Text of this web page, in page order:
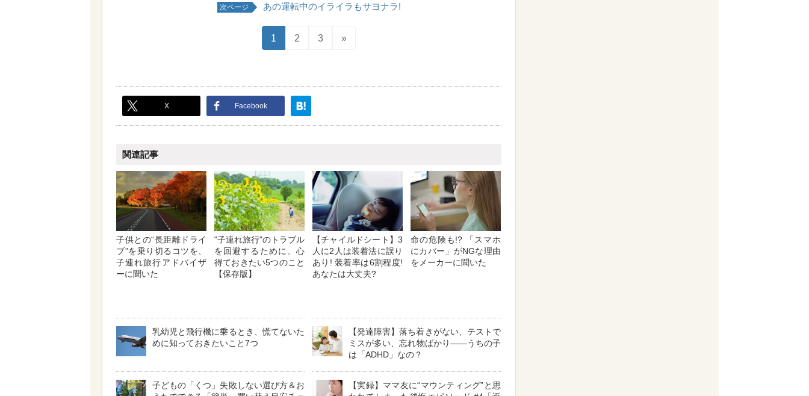
次ページ あの運転中のイライラもサヨナラ!
1 2 3 »
X Facebook
関連記事
子供との“長距離ドライ
ブ”を乗り切るコツを、
子連れ旅行アドバイザ
ーに聞いた
"子連れ旅行"のトラブル
を回避するために、心
得ておきたい5つのこと
【保存版】
【チャイルドシート】3
人に2人は装着法に誤り
あり! 装着率は6割程度!
あなたは大丈夫?
命の危険も!? 「スマホ
にカバー」がNGな理由
をメーカーに聞いた
乳幼児と飛行機に乗るとき、慌てないた
めに知っておきたいこと7つ
【発達障害】落ち着きがない、テストで
ミスが多い、忘れ物ばかり――うちの子
は「ADHD」なの？
子どもの「くつ」失敗しない選び方＆お
【実録】ママ友に“マウンティング”と思